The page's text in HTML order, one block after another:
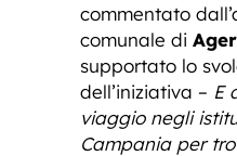
commentato
comunale di
supportato lo
dell’iniziativa – E
viaggio negli
Campania per